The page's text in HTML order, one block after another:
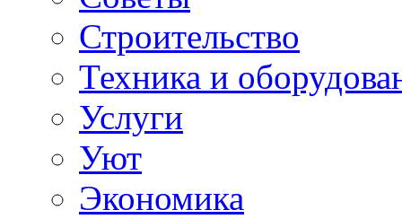
Строительство
Техника и
Услуги
Уют
Экономика